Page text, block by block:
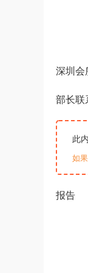
深圳会
部长联
此
如
报告